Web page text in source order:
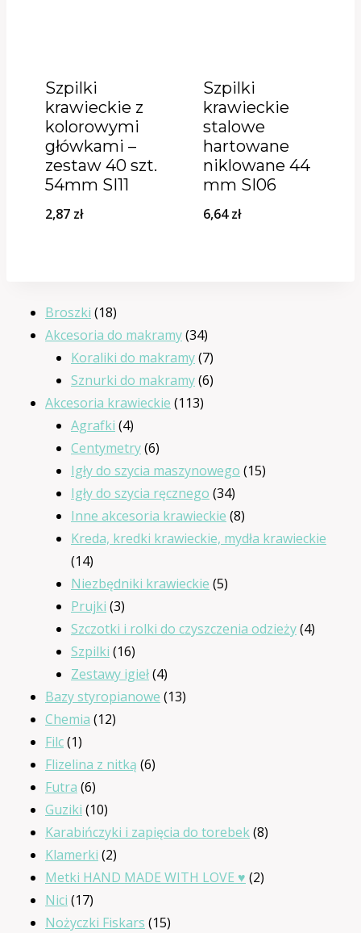
Szpilki
krawieckie z
kolorowymi
główkami –
zestaw 40 szt.
54mm SI11
2,87 zł
Szpilki
krawieckie
stalowe
hartowane
niklowane 44
mm SI06
6,64zł
Broszki 1818
produktów
Akcesoria do makramy 3434
produkty
Koraliki do makramy 77
produktów
Sznurki do makramy 66
Akcesoria krawieckie 113113
Agrafki 44
produkty
Centymetry 66
produktów
Igły do szycia maszynowego 1515
Igły do szycia ręcznego 3434
produkty
Inne akcesoria krawieckie 88
produktów
Kreda, kredki krawieckie, mydła krawieckie
1414
produktów
Niezbędniki krawieckie 55
Prujki 33
produkty
Szczotki i rolki do czyszczenia odzieży 44
Szpilki 1616
produktów
Zestawy igieł 44
produkty
Bazy styropianowe 1313
Chemia 1212
Filc 11
produkt
Flizelina z nitką 66
Futra 66
produktów
Guziki 1010
produktów
Karabińczyki i zapięcia do torebek 88
Klamerki 22
produkty
Metki HAND MADE WITH LOVE ♥ 22
Nici 1717
produktów
Nożyczki Fiskars 1515